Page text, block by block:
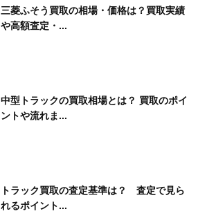
三菱ふそう買取の相場・価格は？買取実績
や高額査定・...
中型トラックの買取相場とは？ 買取のポイ
ントや流れま...
トラック買取の査定基準は？ 査定で見ら
れるポイント...